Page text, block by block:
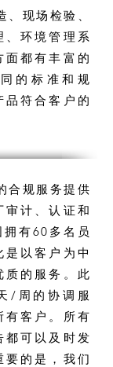
、现场检验、
、环境管理系
都有丰富的
的标准和规
符合客户的
合规服务提供
计、认证和
有60多名员
以客户为中
质的服务。此
/周的协调服
有客户。所有
都可以及时发
的是，我们